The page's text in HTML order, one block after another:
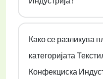
Како се разликува
категоријата
Конфекциска